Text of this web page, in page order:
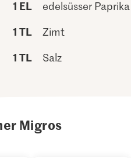
1 EL edelsüsser Paprika
1 TL Zimt
1 TL Salz
Migros